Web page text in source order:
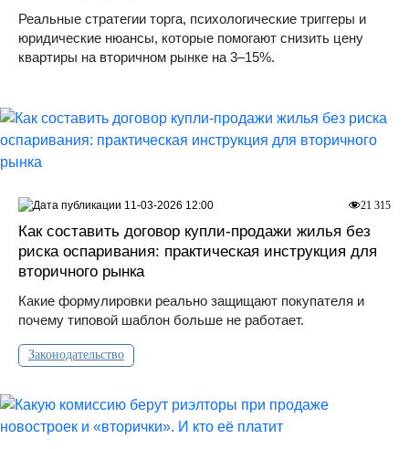
Реальные стратегии торга, психологические триггеры и
юридические нюансы, которые помогают снизить цену
квартиры на вторичном рынке на 3–15%.
Как составить договор купли-продажи жилья без
риска оспаривания: практическая инструкция для
вторичного рынка
Какие формулировки реально защищают покупателя и
почему типовой шаблон больше не работает.
Законодательство
21 315
11-03-2026 12:00